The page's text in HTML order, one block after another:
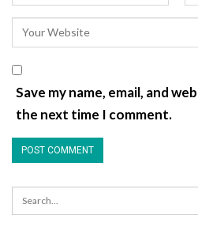
Save my name, email, and
the next time I comment.